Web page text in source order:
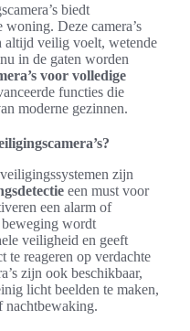
biedt
Deze camera’s
altijd veilig voelt, wetende
in de gaten worden
voor volledige
functies die
moderne gezinnen.
zijn
een must voor
een alarm of
beweging wordt
veiligheid en geeft
te reageren op verdachte
zijn ook beschikbaar,
licht beelden te maken,
nachtbewaking.